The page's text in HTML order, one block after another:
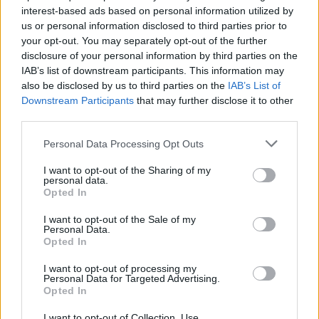
interest-based ads based on personal information utilized by
us or personal information disclosed to third parties prior to
your opt-out. You may separately opt-out of the further
disclosure of your personal information by third parties on the
IAB’s list of downstream participants. This information may
also be disclosed by us to third parties on the IAB’s List of
Downstream Participants that may further disclose it to other
Personal Data Processing Opt Outs
I want to opt-out of the Sharing of my
personal data.
Opted In
I want to opt-out of the Sale of my
Personal Data.
Opted In
I want to opt-out of processing my
Personal Data for Targeted Advertising.
Opted In
Július
Július 1., Szerda: AnnamáriaésTihamér
Július 2., Csütörtök:Ottó
és
Soma
Július 4., Szombat:Ulrik
Július 5., Vasárnap:EmeseésSarolta
Július 6., Hétfő:
Csaba
Július 8., Szerda:Ellák
Július 9., Csütörtök:
Július 10., Péntek:Amália
Július 11., Szombat:
Július 13., Hétfő:Jenõ
Július 14., Kedd: